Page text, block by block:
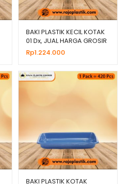
BAKI PLASTIK KECIL KOTAK
01 Dx, JUAL HARGA GROSIR
MURAH
Rp1.224.000
BAKI PLASTIK KOTAK